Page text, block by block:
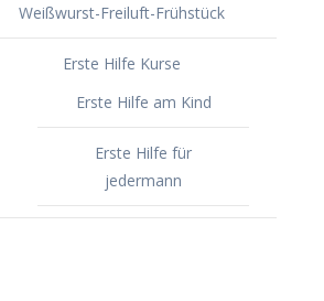
Weißwurst-Freiluft-Frühstück
Erste Hilfe Kurse
Erste Hilfe am Kind
Erste Hilfe für
jedermann